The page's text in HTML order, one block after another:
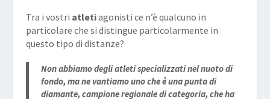
Tra i vostri atletiagonisti ce n’è qualcuno in
particolare che si distingue particolarmente in
questo tipo di distanze?
Non abbiamo degli atleti specializzati nel nuoto di
fondo, ma ne vantiamo uno che è una punta di
diamante, campione regionale di categoria, che ha